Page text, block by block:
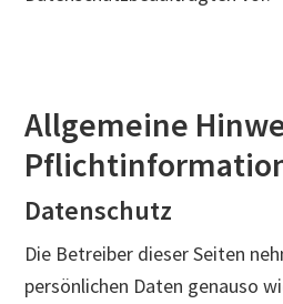
Allgemeine
Datenschutz
Die Betreiber dieser Seiten
persönlichen Daten genauso